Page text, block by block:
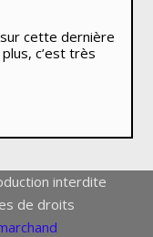
cette dernière
c’est très
interdite
de droits